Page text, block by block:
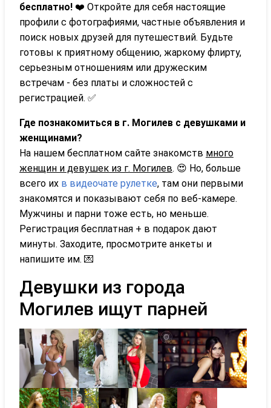
бесплатно! ❤️ Откройте для себя настоящие
профили с фотографиями, частные объявления и
поиск новых друзей для путешествий. Будьте
готовы к приятному общению, жаркому флирту,
серьезным отношениям или дружеским
встречам - без платы и сложностей с
регистрацией. ✅
Где познакомиться в г. Могилев с девушками и
женщинами?
На нашем бесплатном сайте знакомств много
женщин и девушек из г. Могилев. 😍 Но, больше
всего их в видеочате рулетке, там они первыми
знакомятся и показывают себя по веб-камере.
Мужчины и парни тоже есть, но меньше.
Регистрация бесплатная + в подарок дают
минуты. Заходите, просмотрите анкеты и
напишите им. 💌
Девушки из города
Могилев ищут парней